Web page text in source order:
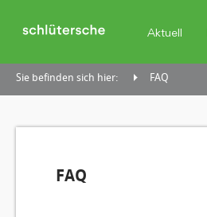
Aktuell
Sie befinden sich hier: FAQ
FAQ